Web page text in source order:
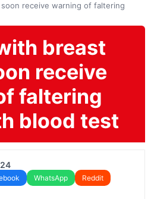
receive warning of faltering
breast
receive
faltering
blood test
WhatsApp
Reddit